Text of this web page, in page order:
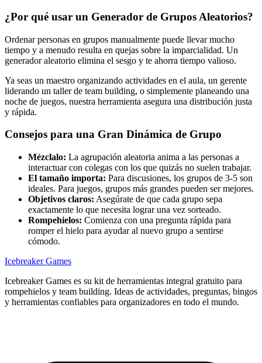
¿Por qué usar un Generador de Grupos Aleatorios?
Ordenar personas en grupos manualmente puede llevar mucho
tiempo y a menudo resulta en quejas sobre la imparcialidad. Un
generador aleatorio elimina el sesgo y te ahorra tiempo valioso.
Ya seas un maestro organizando actividades en el aula, un gerente
liderando un taller de team building, o simplemente planeando una
noche de juegos, nuestra herramienta asegura una distribución justa
y rápida.
Consejos para una Gran Dinámica de Grupo
Mézclalo: La agrupación aleatoria anima a las personas a
interactuar con colegas con los que quizás no suelen trabajar.
El tamaño importa: Para discusiones, los grupos de 3-5 son
ideales. Para juegos, grupos más grandes pueden ser mejores.
Objetivos claros: Asegúrate de que cada grupo sepa
exactamente lo que necesita lograr una vez sorteado.
Rompehielos: Comienza con una pregunta rápida para
romper el hielo para ayudar al nuevo grupo a sentirse
cómodo.
Icebreaker Games
Icebreaker Games es su kit de herramientas integral gratuito para
rompehielos y team building. Ideas de actividades, preguntas, bingos
y herramientas confiables para organizadores en todo el mundo.